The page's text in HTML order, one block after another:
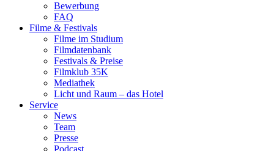
Bewer­bung
FAQ
Fil­me & Fes­ti­vals
Fil­me im Stu­di­um
Film­da­ten­bank
Fes­ti­vals & Prei­se
Film­klub 35K
Media­thek
Licht und Raum – das Hotel
Ser­vice
News
Team
Pres­se
Pod­cast